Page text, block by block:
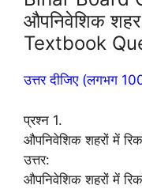
औपनिवेशिक शहर
Textbook
उत्तर दीजिए (लगभग
प्रश्न 1.
औपनिवेशिक शहरों में
उत्तर:
औपनिवेशिक शहरों में